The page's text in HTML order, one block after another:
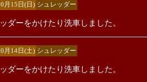
月15日(日) シュレッダー
ダーをかけたり洗車しました。
月14日(土) シュレッダー
ダーをかけたり洗車しました。